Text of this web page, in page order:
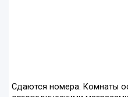
Сдаются номера. Комнаты